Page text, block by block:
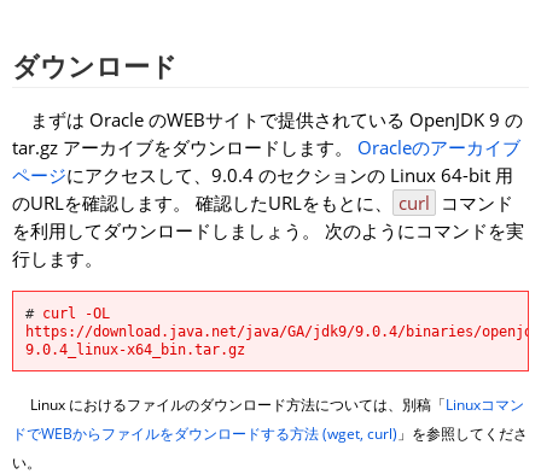
ダウンロード
まずは Oracle のWEBサイトで提供されている OpenJDK 9 の
tar.gz アーカイブをダウンロードします。 Oracleのアーカイブ
ページにアクセスして、9.0.4 のセクションの Linux 64-bit 用
のURLを確認します。 確認したURLをもとに、
curl コマンド
を利用してダウンロードしましょう。 次のようにコマンドを実
行します。
# curl -OL
https://download.java.net/java/GA/jdk9/9.0.4/binaries/
9.0.4_linux-x64_bin.tar.gz
Linux におけるファイルのダウンロード方法については、別稿「Linuxコマン
ドでWEBからファイルをダウンロードする方法 (wget, curl) 」を参照してくださ
い。